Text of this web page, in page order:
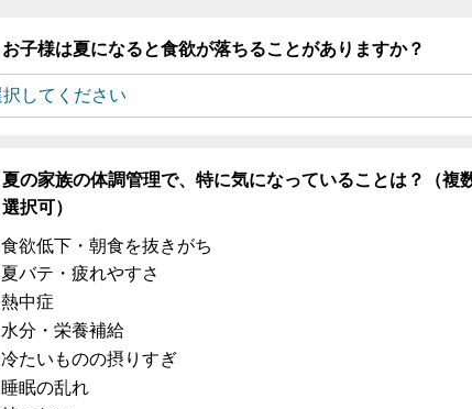
お子様は夏になると食欲が落ちることがありますか？
夏の家族の体調管理で、特に気になっていることは？（複
選択可）
食欲低下・朝食を抜きがち
夏バテ・疲れやすさ
熱中症
水分・栄養補給
冷たいものの摂りすぎ
睡眠の乱れ